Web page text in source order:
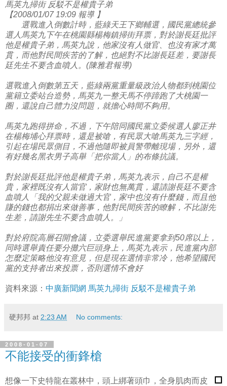
馬英九掃街 反駁不是權貴子弟
【2008/01/07 19:09 報導 】
選戰進入倒數計時，藍綠天王下鄉輔選，國民黨總統參
選人馬英九下午在桃園縣楊梅鎮掃街拜票，對於謝長廷批評
他是權貴子弟，馬英九說，他家沒有人做官、也沒有家才萬
貫，而他對民間疾苦的了解，也絕對不比謝長廷差，要謝長
廷先生不要含血噴人。(陳雅君報導)
選戰進入倒數第五天，藍綠兩黨重量級政治人物都到桃園位
黨籍立委站台造勢，馬英九一整天馬不停蹄跑了大桃園一
圈，還說自己體力沒問題，就擔心時間不夠用。
馬英九跑得拼命，不過，下午陪同國民黨立委候選人廖正井
在楊梅埔心拜票時，還是被嗆，有民眾大嗆馬英九三字經，
引起在場民眾側目，不過他隨即被員警帶離現場，另外，還
有好幾名黑衣男子高舉「把你當人」的布條抗議。
對於謝長廷批評他是權貴子弟，馬英九表示，自己不是權
貴，家裡既沒有人當官，家財也無萬貫，還請謝長廷不要含
血噴人「我的父親未做過大官，家中也沒有什麼錢，而且他
賺的錢也都捐出來做善事，他對民間疾苦的瞭解，不比謝先
生差，請謝先生不要含血噴人。」
對於府院高層召開會議，立委選舉民進黨要拿到50席以上，
同時選舉責任要分攤六巨頭身上，馬英九表示，民進黨內部
怎麼定策略他沒有意見，但是現在選情非常冷，他希望國民
黨的支持者出來投票，否則選情不會好
資料來源： 中廣新聞網 馬英九掃街 反駁不是權貴子弟
硬邦邦 at 2:23 AM No comments:
2008-01-07
不能接受的衝鋒槍
想像一下史特龍在叢林中，頭上綁著頭巾，全身肌肉而皮